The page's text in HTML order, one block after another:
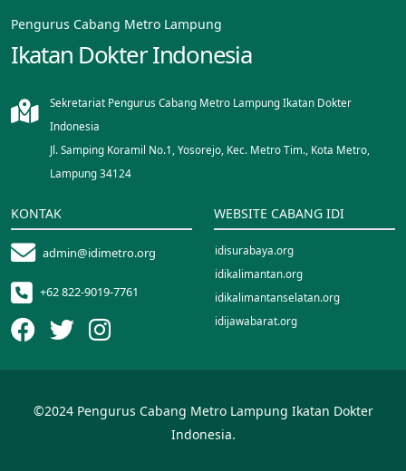
Pengurus Cabang Metro Lampung
Ikatan Dokter Indonesia
Sekretariat Pengurus Cabang Metro Lampung Ikatan Dokter
Indonesia
Jl. Samping Koramil No.1, Yosorejo, Kec. Metro Tim., Kota Metro,
Lampung 34124
KONTAK
admin@idimetro.org
+62 822-9019-7761
WEBSITE CABANG IDI
idisurabaya.org
idikalimantan.org
idikalimantanselatan.org
idijawabarat.org
idisorong.org
©2024 Pengurus Cabang Metro Lampung Ikatan Dokter
Indonesia.